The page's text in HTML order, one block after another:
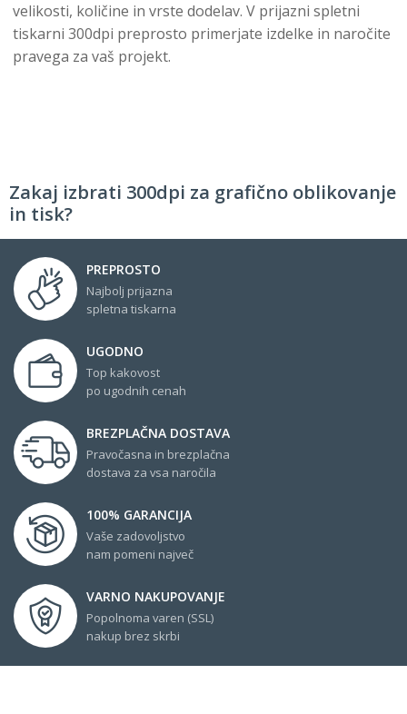
velikosti, količine in vrste dodelav. V prijazni spletni
tiskarni 300dpi preprosto primerjate izdelke in naročite
pravega za vaš projekt.
Zakaj izbrati 300dpi za grafično oblikovanje
in tisk?
PREPROSTO
Najbolj prijazna
spletna tiskarna
UGODNO
Top kakovost
po ugodnih cenah
BREZPLAČNA DOSTAVA
Pravočasna in brezplačna
dostava za vsa naročila
100% GARANCIJA
Vaše zadovoljstvo
nam pomeni največ
VARNO NAKUPOVANJE
Popolnoma varen (SSL)
nakup brez skrbi